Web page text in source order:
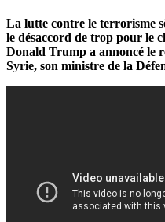
La lutte contre le terrorisme
le désaccord de trop pour le
Donald Trump a annoncé le
Syrie, son ministre de la